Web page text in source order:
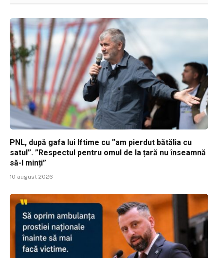
PNL, după gafa lui Iftime cu ”am pierdut bătălia cu
satul”. ”Respectul pentru omul de la țară nu înseamnă
să-l minți”
10 august 2026